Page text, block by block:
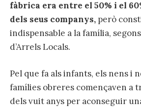
fàbrica era entre el 50% i el
dels seus companys, però
indispensable a la família,
d’Arrels Locals.
Pel que fa als infants, els nens i
famílies obreres començaven a
dels vuit anys per aconseguir